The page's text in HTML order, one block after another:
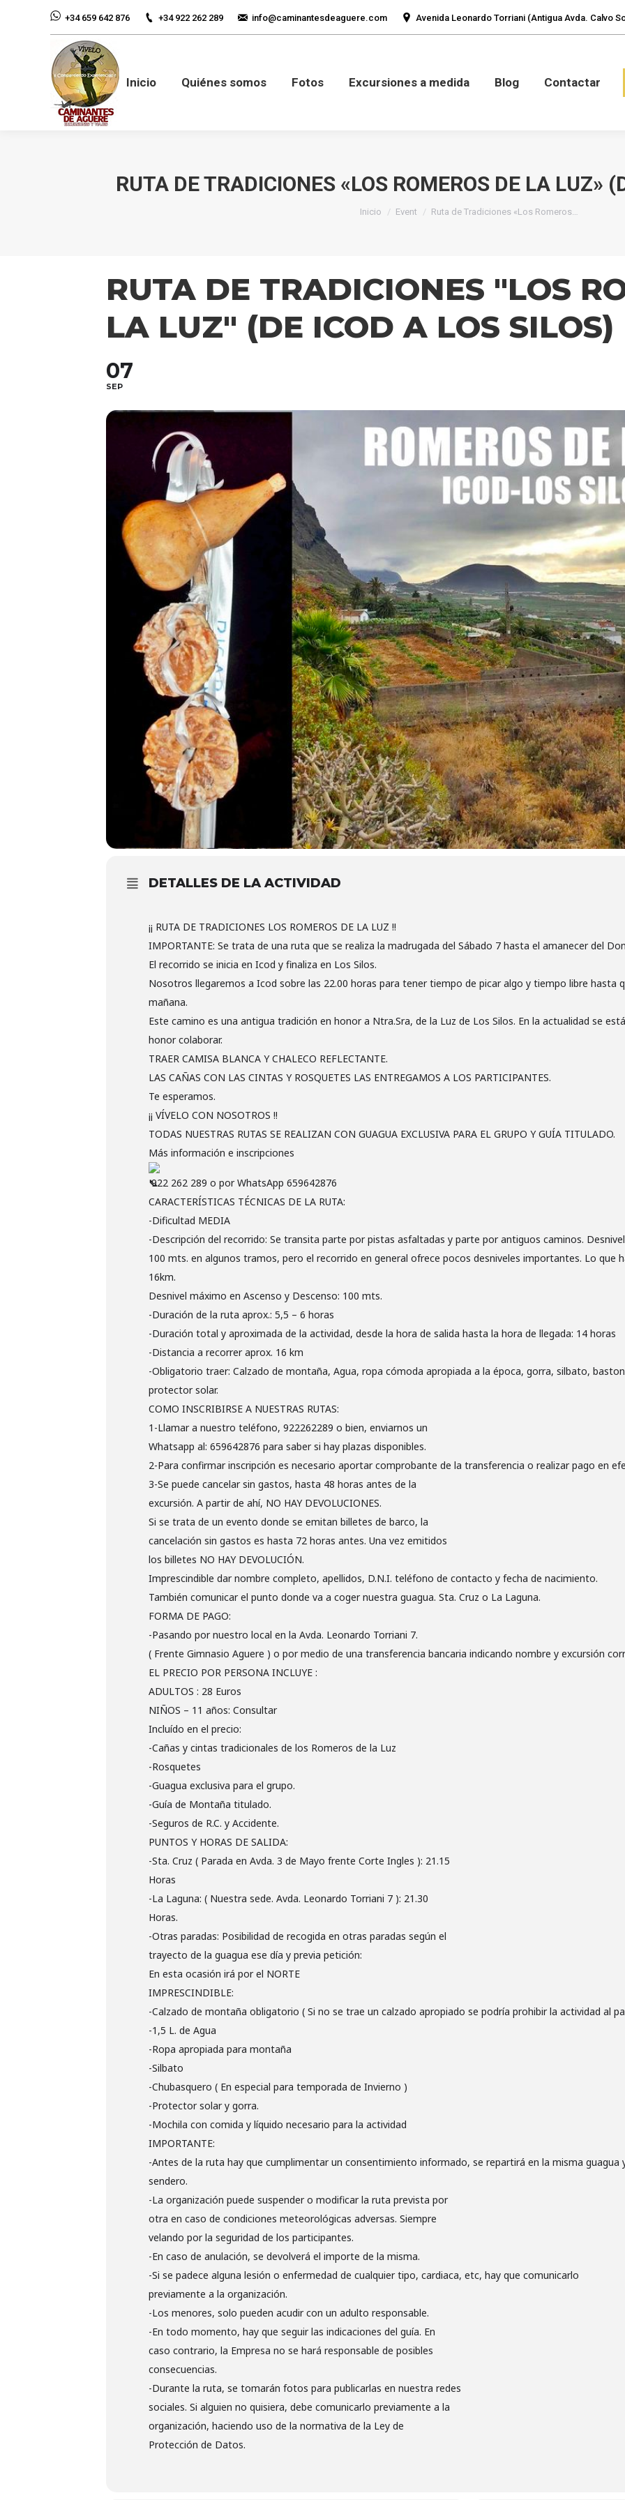
+34 659 642 876 +34 922 262 289 info@caminantesdeaguere.com Avenida Leonardo Torriani (Antigua Avda. Calvo
Inicio Quiénes somos Fotos Excursiones a medida Blog Contactar
RUTA DE TRADICIONES «LOS ROMEROS DE LA LUZ»
Estás aquí:
Inicio Event Ruta de Tradiciones «Los Romeros…
RUTA DE TRADICIONES "LOS
LA LUZ" (DE ICOD A LOS SILOS)
07
SEP
DETALLES DE LA ACTIVIDAD
¡¡ RUTA DE TRADICIONES LOS ROMEROS DE LA LUZ !!
IMPORTANTE: Se trata de una ruta que se realiza la madrugada del Sábado 7 hasta el amanecer del
El recorrido se inicia en Icod y finaliza en Los Silos.
Nosotros llegaremos a Icod sobre las 22.00 horas para tener tiempo de picar algo y tiempo libre hasta
mañana.
Este camino es una antigua tradición en honor a Ntra.Sra, de la Luz de Los Silos. En la actualidad se
honor colaborar.
TRAER CAMISA BLANCA Y CHALECO REFLECTANTE.
LAS CAÑAS CON LAS CINTAS Y ROSQUETES LAS ENTREGAMOS A LOS PARTICIPANTES.
Te esperamos.
¡¡ VÍVELO CON NOSOTROS !!
TODAS NUESTRAS RUTAS SE REALIZAN CON GUAGUA EXCLUSIVA PARA EL GRUPO Y GUÍA TITULADO.
Más información e inscripciones
922 262 289 o por WhatsApp 659642876
CARACTERÍSTICAS TÉCNICAS DE LA RUTA:
-Dificultad MEDIA
-Descripción del recorrido: Se transita parte por pistas asfaltadas y parte por antiguos caminos.
100 mts. en algunos tramos, pero el recorrido en general ofrece pocos desniveles importantes. Lo que
16km.
Desnivel máximo en Ascenso y Descenso: 100 mts.
-Duración de la ruta aprox.: 5,5 – 6 horas
-Duración total y aproximada de la actividad, desde la hora de salida hasta la hora de llegada: 14 horas
-Distancia a recorrer aprox. 16 km
-Obligatorio traer: Calzado de montaña, Agua, ropa cómoda apropiada a la época, gorra, silbato,
protector solar.
COMO INSCRIBIRSE A NUESTRAS RUTAS:
1-Llamar a nuestro teléfono, 922262289 o bien, enviarnos un
Whatsapp al: 659642876 para saber si hay plazas disponibles.
2-Para confirmar inscripción es necesario aportar comprobante de la transferencia o realizar pago en
3-Se puede cancelar sin gastos, hasta 48 horas antes de la
excursión. A partir de ahí, NO HAY DEVOLUCIONES.
Si se trata de un evento donde se emitan billetes de barco, la
cancelación sin gastos es hasta 72 horas antes. Una vez emitidos
los billetes NO HAY DEVOLUCIÓN.
Imprescindible dar nombre completo, apellidos, D.N.I. teléfono de contacto y fecha de nacimiento.
También comunicar el punto donde va a coger nuestra guagua. Sta. Cruz o La Laguna.
FORMA DE PAGO:
-Pasando por nuestro local en la Avda. Leonardo Torriani 7.
( Frente Gimnasio Aguere ) o por medio de una transferencia bancaria indicando nombre y excursión
EL PRECIO POR PERSONA INCLUYE :
ADULTOS : 28 Euros
NIÑOS – 11 años: Consultar
Incluído en el precio:
-Cañas y cintas tradicionales de los Romeros de la Luz
-Rosquetes
-Guagua exclusiva para el grupo.
-Guía de Montaña titulado.
-Seguros de R.C. y Accidente.
PUNTOS Y HORAS DE SALIDA:
-Sta. Cruz ( Parada en Avda. 3 de Mayo frente Corte Ingles ): 21.15
Horas
-La Laguna: ( Nuestra sede. Avda. Leonardo Torriani 7 ): 21.30
Horas.
-Otras paradas: Posibilidad de recogida en otras paradas según el
trayecto de la guagua ese día y previa petición:
En esta ocasión irá por el NORTE
IMPRESCINDIBLE:
-Calzado de montaña obligatorio ( Si no se trae un calzado apropiado se podría prohibir la actividad al
-1,5 L. de Agua
-Ropa apropiada para montaña
-Silbato
-Chubasquero ( En especial para temporada de Invierno )
-Protector solar y gorra.
-Mochila con comida y líquido necesario para la actividad
IMPORTANTE:
-Antes de la ruta hay que cumplimentar un consentimiento informado, se repartirá en la misma guagua
sendero.
-La organización puede suspender o modificar la ruta prevista por
otra en caso de condiciones meteorológicas adversas. Siempre
velando por la seguridad de los participantes.
-En caso de anulación, se devolverá el importe de la misma.
-Si se padece alguna lesión o enfermedad de cualquier tipo, cardiaca, etc, hay que comunicarlo
previamente a la organización.
-Los menores, solo pueden acudir con un adulto responsable.
-En todo momento, hay que seguir las indicaciones del guía. En
caso contrario, la Empresa no se hará responsable de posibles
consecuencias.
-Durante la ruta, se tomarán fotos para publicarlas en nuestra redes
sociales. Si alguien no quisiera, debe comunicarlo previamente a la
organización, haciendo uso de la normativa de la Ley de
Protección de Datos.